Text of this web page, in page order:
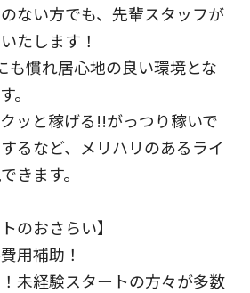
ない方でも、先輩スタッフが
たします！
も慣れ居心地の良い環境とな
。
ッと稼げる!!がっつり稼いで
るなど、メリハリのあるライ
きます。
のおさらい】
用補助！
未経験スタートの方々が多数